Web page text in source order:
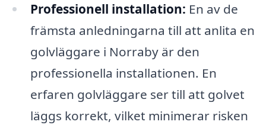
Professionell installation: En av de
främsta anledningarna till att anlita en
golvläggare i Norraby är den
professionella installationen. En
erfaren golvläggare ser till att golvet
läggs korrekt, vilket minimerar risken